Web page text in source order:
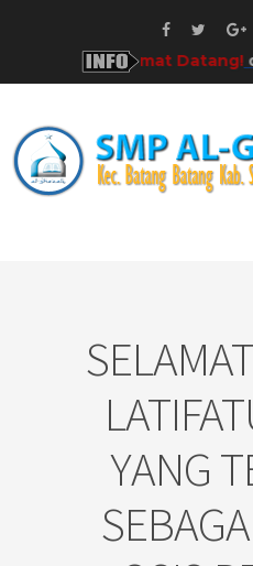
Selamat Datang! di
YANG